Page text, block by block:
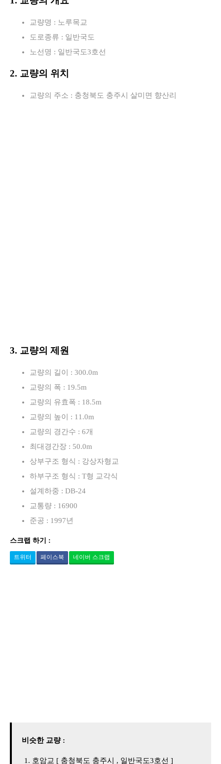
교량명 : 노루목교
도로종류 : 일반국도
노선명 : 일반국도3호선
2. 교량의 위치
교량의 주소 : 충청북도 충주시 살미면 향산리
3. 교량의 제원
교량의 길이 : 300.0m
교량의 폭 : 19.5m
교량의 유효폭 : 18.5m
교량의 높이 : 11.0m
교량의 경간수 : 6개
최대경간장 : 50.0m
상부구조 형식 : 강상자형교
하부구조 형식 : T형 교각식
설계하중 : DB-24
교통량 : 16900
준공 : 1997년
스크랩 하기 :
트위터 페이스북 네이버 스크랩
비슷한 교량 :
호암교 [ 충청북도 충주시 , 일반국도3호선 ]